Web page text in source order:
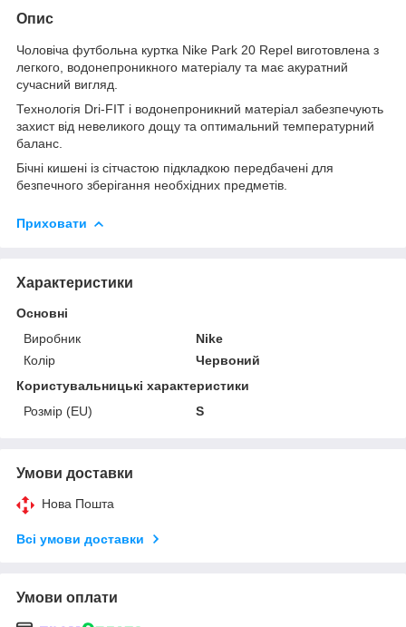
Опис
Чоловіча футбольна куртка Nike Park 20 Repel виготовлена з
легкого, водонепроникного матеріалу та має акуратний
сучасний вигляд.
Технологія Dri-FIT і водонепроникний матеріал забезпечують
захист від невеликого дощу та оптимальний температурний
баланс.
Бічні кишені із сітчастою підкладкою передбачені для
безпечного зберігання необхідних предметів.
Приховати
Характеристики
Основні
Виробник
Nike
Колір
Червоний
Користувальницькі характеристики
Розмір (EU)
S
Умови доставки
Нова Пошта
Всі умови доставки
Умови оплати